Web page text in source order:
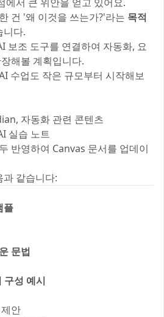
건 '왜 이것을 쓰는가?'라는 목적
니다.
보조 도구를 연결하여 자동화, 요
해볼 계획입니다.
수업도 작은 규모부터 시작해보
자동화 관련 콘텐츠
실습 노트
반영하여 Canvas 문서를 업데이
같습니다:
플
문법
구성 예시
안